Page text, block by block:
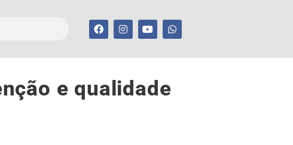
e qualidade